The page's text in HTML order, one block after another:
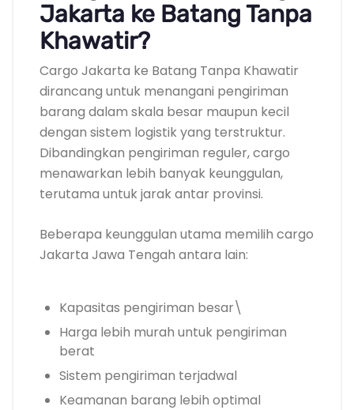
Jakarta ke Batang Tanpa
Khawatir?
Cargo Jakarta ke Batang Tanpa Khawatir
dirancang untuk menangani pengiriman
barang dalam skala besar maupun kecil
dengan sistem logistik yang terstruktur.
Dibandingkan pengiriman reguler, cargo
menawarkan lebih banyak keunggulan,
terutama untuk jarak antar provinsi.
Beberapa keunggulan utama memilih cargo
Jakarta Jawa Tengah antara lain:
Kapasitas pengiriman besar\
Harga lebih murah untuk pengiriman
berat
Sistem pengiriman terjadwal
Keamanan barang lebih optimal